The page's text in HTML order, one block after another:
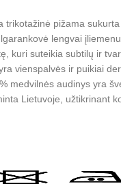
trikotažinė pižama
lengvai
kuri suteikia subtilų ir
vienspalvės ir puikiai
medvilnės audinys yra
Lietuvoje, užtikrinant